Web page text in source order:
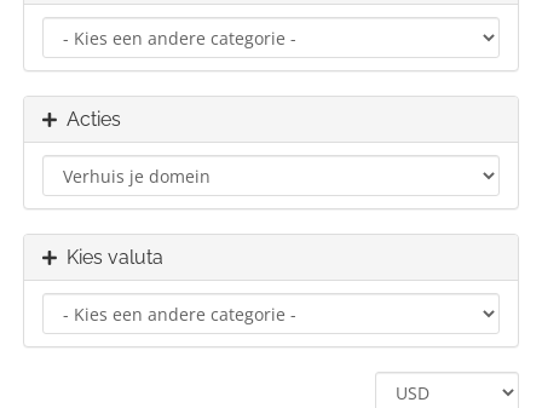
Acties
Kies valuta